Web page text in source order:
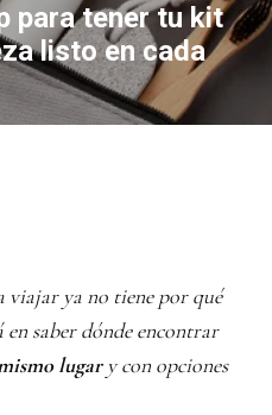
para tener tu kit
listo en cada
ya no tiene por qué
en saber dónde encontrar
lugar y con opciones